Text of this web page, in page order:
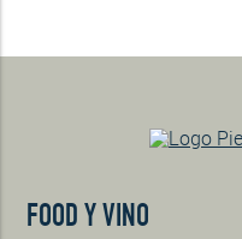
FOOD Y VINO